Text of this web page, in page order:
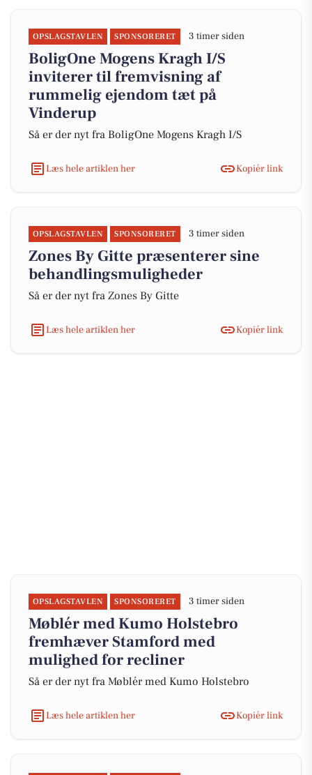
OPSLAGSTAVLEN SPONSORERET 3 timer siden
BoligOne Mogens Kragh I/S
inviterer til fremvisning af
rummelig ejendom tæt på
Vinderup
Så er der nyt fra BoligOne Mogens Kragh I/S
Læs hele artiklen her Kopiér link
OPSLAGSTAVLEN SPONSORERET 3 timer siden
Zones By Gitte præsenterer sine
behandlingsmuligheder
Så er der nyt fra Zones By Gitte
Læs hele artiklen her Kopiér link
OPSLAGSTAVLEN SPONSORERET 3 timer siden
Møblér med Kumo Holstebro
fremhæver Stamford med
mulighed for recliner
Så er der nyt fra Møblér med Kumo Holstebro
Læs hele artiklen her Kopiér link